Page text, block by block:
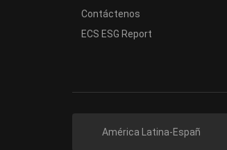
Contáctenos
ECS ESG Report
América Latina-Españ